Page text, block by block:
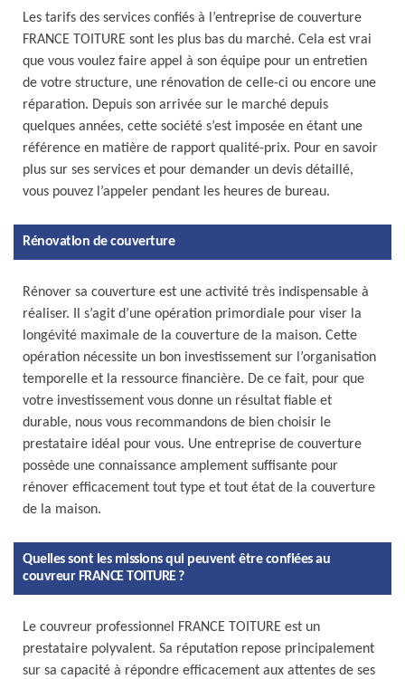
Les tarifs des services confiés à l’entreprise de couverture
FRANCE TOITURE sont les plus bas du marché. Cela est vrai
que vous voulez faire appel à son équipe pour un entretien
de votre structure, une rénovation de celle-ci ou encore une
réparation. Depuis son arrivée sur le marché depuis
quelques années, cette société s’est imposée en étant une
référence en matière de rapport qualité-prix. Pour en savoir
plus sur ses services et pour demander un devis détaillé,
vous pouvez l’appeler pendant les heures de bureau.
Rénovation de couverture
Rénover sa couverture est une activité très indispensable à
réaliser. Il s’agit d’une opération primordiale pour viser la
longévité maximale de la couverture de la maison. Cette
opération nécessite un bon investissement sur l’organisation
temporelle et la ressource financière. De ce fait, pour que
votre investissement vous donne un résultat fiable et
durable, nous vous recommandons de bien choisir le
prestataire idéal pour vous. Une entreprise de couverture
possède une connaissance amplement suffisante pour
rénover efficacement tout type et tout état de la couverture
de la maison.
Quelles sont les missions qui peuvent être confiées au
couvreur FRANCE TOITURE ?
Le couvreur professionnel FRANCE TOITURE est un
prestataire polyvalent. Sa réputation repose principalement
sur sa capacité à répondre efficacement aux attentes de ses